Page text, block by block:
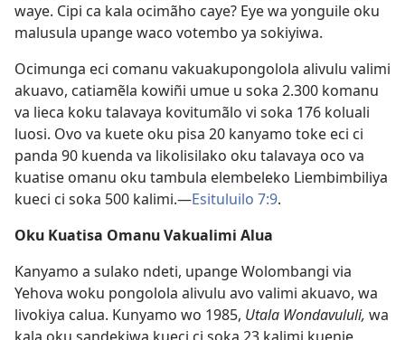
waye. Cipi ca kala ocimãho caye? Eye wa yonguile oku
malusula upange waco votembo ya sokiyiwa.
Ocimunga eci comanu vakuakupongolola alivulu valimi
akuavo, catiamẽla kowiñi umue u soka 2.300 komanu
va lieca koku talavaya kovitumãlo vi soka 176 koluali
luosi. Ovo va kuete oku pisa 20 kanyamo toke eci ci
panda 90 kuenda va likolisilako oku talavaya oco va
kuatise omanu oku tambula elembeleko Liembimbiliya
kueci ci soka 500 kalimi.—Esituluilo 7:9.
Oku Kuatisa Omanu Vakualimi Alua
Kanyamo a sulako ndeti, upange Wolombangi via
Yehova woku pongolola alivulu avo valimi akuavo, wa
livokiya calua. Kunyamo wo 1985, Utala Wondavululi, wa